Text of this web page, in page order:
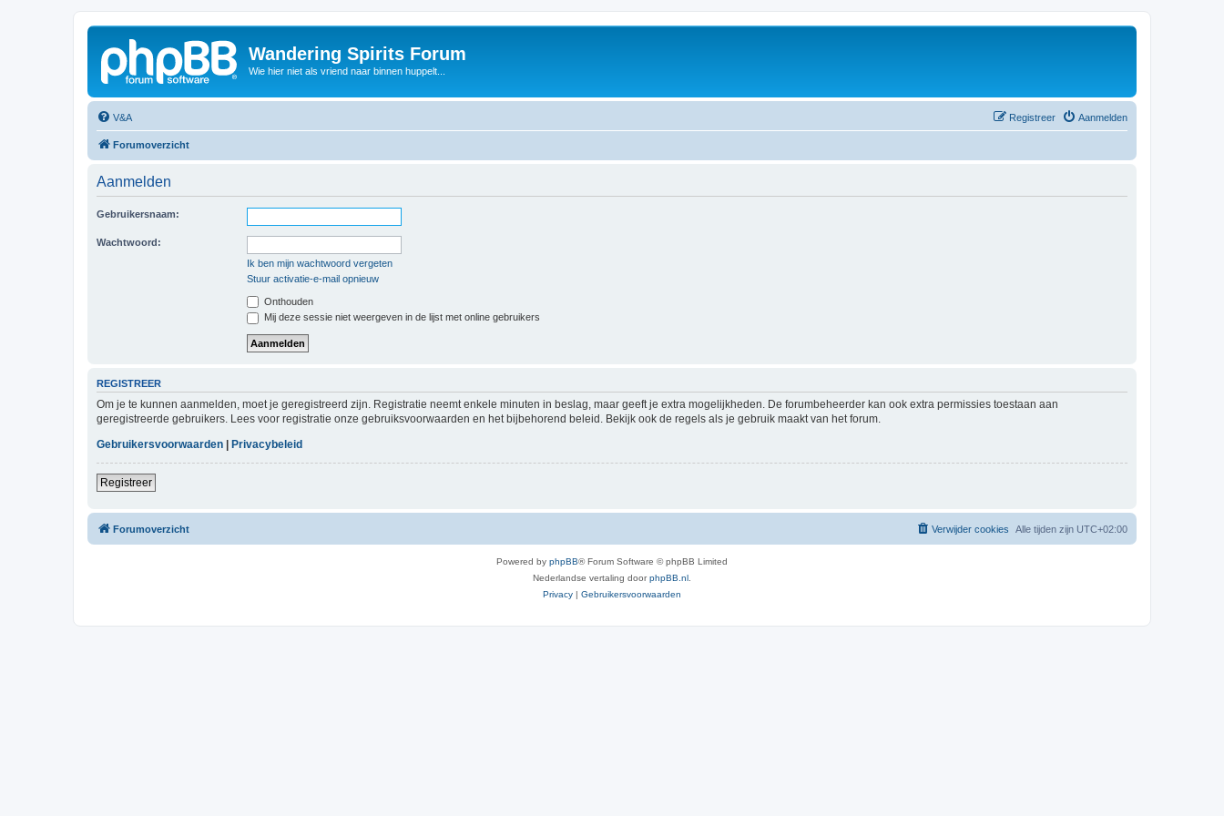
Wandering Spirits Forum
Wie hier niet als vriend naar binnen huppelt...
V&A Aanmelden
Registreer
Forumoverzicht
Aanmelden
Gebruikersnaam:
Wachtwoord:
Ik ben mijn wachtwoord vergeten
Stuur activatie-e-mail opnieuw
Onthouden
Mij deze sessie niet weergeven in de lijst met online gebruikers
REGISTREER
Om je te kunnen aanmelden, moet je geregistreerd zijn. Registratie neemt enkele minuten in beslag, maar geeft je extra mogelijkheden. De forumbeheerder kan ook extra permissies toestaan aan
geregistreerde gebruikers. Lees voor registratie onze gebruiksvoorwaarden en het bijbehorend beleid. Bekijk ook de regels als je gebruik maakt van het forum.
Gebruikersvoorwaarden
Privacybeleid
Registreer
Forumoverzicht Alle tijden zijn UTC+02:00
Verwijder cookies
Powered by phpBB® Forum Software © phpBB Limited
Nederlandse vertaling doorphpBB.nl.
Privacy | Gebruikersvoorwaarden